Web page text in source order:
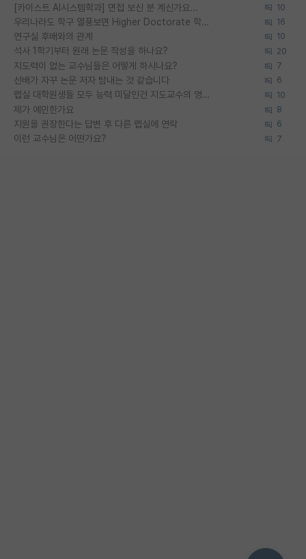
[카이스트 AI시스템학과] 면접 보신 분 계신가요... 10
우리나라도 학구 열풍보면 Higher Doctorate 학위가 필요하다고 봅니다. 16
연구실 후배와의 관계 10
석사 1학기부터 원래 논문 작성을 하나요? 20
지도력이 없는 교수님들은 어떻게 하시나요? 7
선배가 자꾸 논문 저자 탐내는 것 같습니다 6
랩실 대학원생들 모두 능력 미달인건 지도교수의 영향 아닌가? 10
제가 예민한가요 8
지원을 권장한다는 답변 후 다른 랩실에 연락 6
이런 교수님은 어떤가요? 7